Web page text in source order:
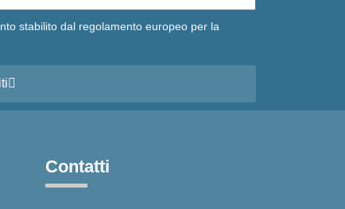
stabilito dal regolamento europeo per la
Contatti